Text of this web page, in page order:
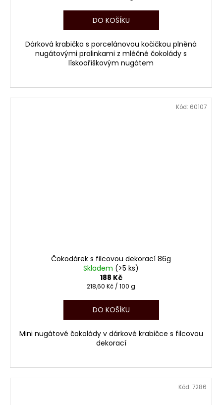
DO KOŠÍKU
Dárková krabička s porcelánovou kočičkou plněná
nugátovými pralinkami z mléčné čokolády s
lískooříškovým nugátem
Čokodárek s filcovou dekorací 86g
Skladem (>5 ks)
188 Kč
Měrná
218,60 Kč / 100 g
DO KOŠÍKU
Mini nugátové čokolády v dárkové krabičce s filcovou
dekorací
Kód: 60107
Kód: 7286